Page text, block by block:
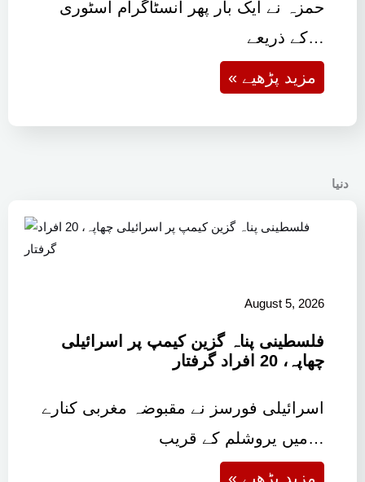
حمزہ نے ایک بار پھر انسٹاگرام اسٹوری
کے ذریعے…
« مزید پڑھیے
دنیا
August 5, 2026
فلسطینی پناہ گزین کیمپ پر اسرائیلی
چھاپہ، 20 افراد گرفتار
اسرائیلی فورسز نے مقبوضہ مغربی کنارے
میں یروشلم کے قریب…
« مزید پڑھیے